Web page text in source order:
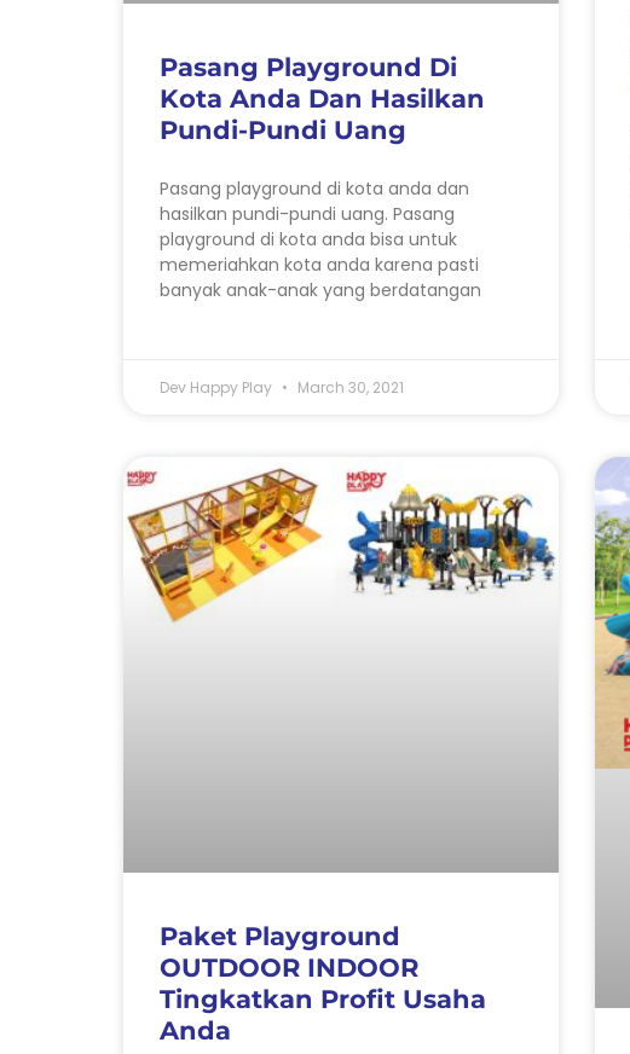
Pasang Playground Di
Kota Anda Dan Hasilkan
Pundi-Pundi Uang
Pasang playground di kota anda dan
hasilkan pundi-pundi uang. Pasang
playground di kota anda bisa untuk
memeriahkan kota anda karena pasti
banyak anak-anak yang berdatangan
Dev Happy Play March 30, 2021
Paket Playground
OUTDOOR INDOOR
Tingkatkan Profit Usaha
Anda